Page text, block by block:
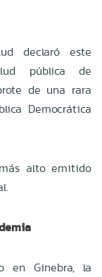
declaró este
pública de
de una rara
Democrática
alto emitido
en Ginebra, la